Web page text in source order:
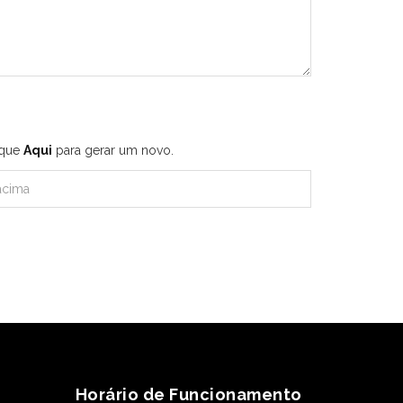
Aqui para gerar um novo.
Horário de Funcionamento